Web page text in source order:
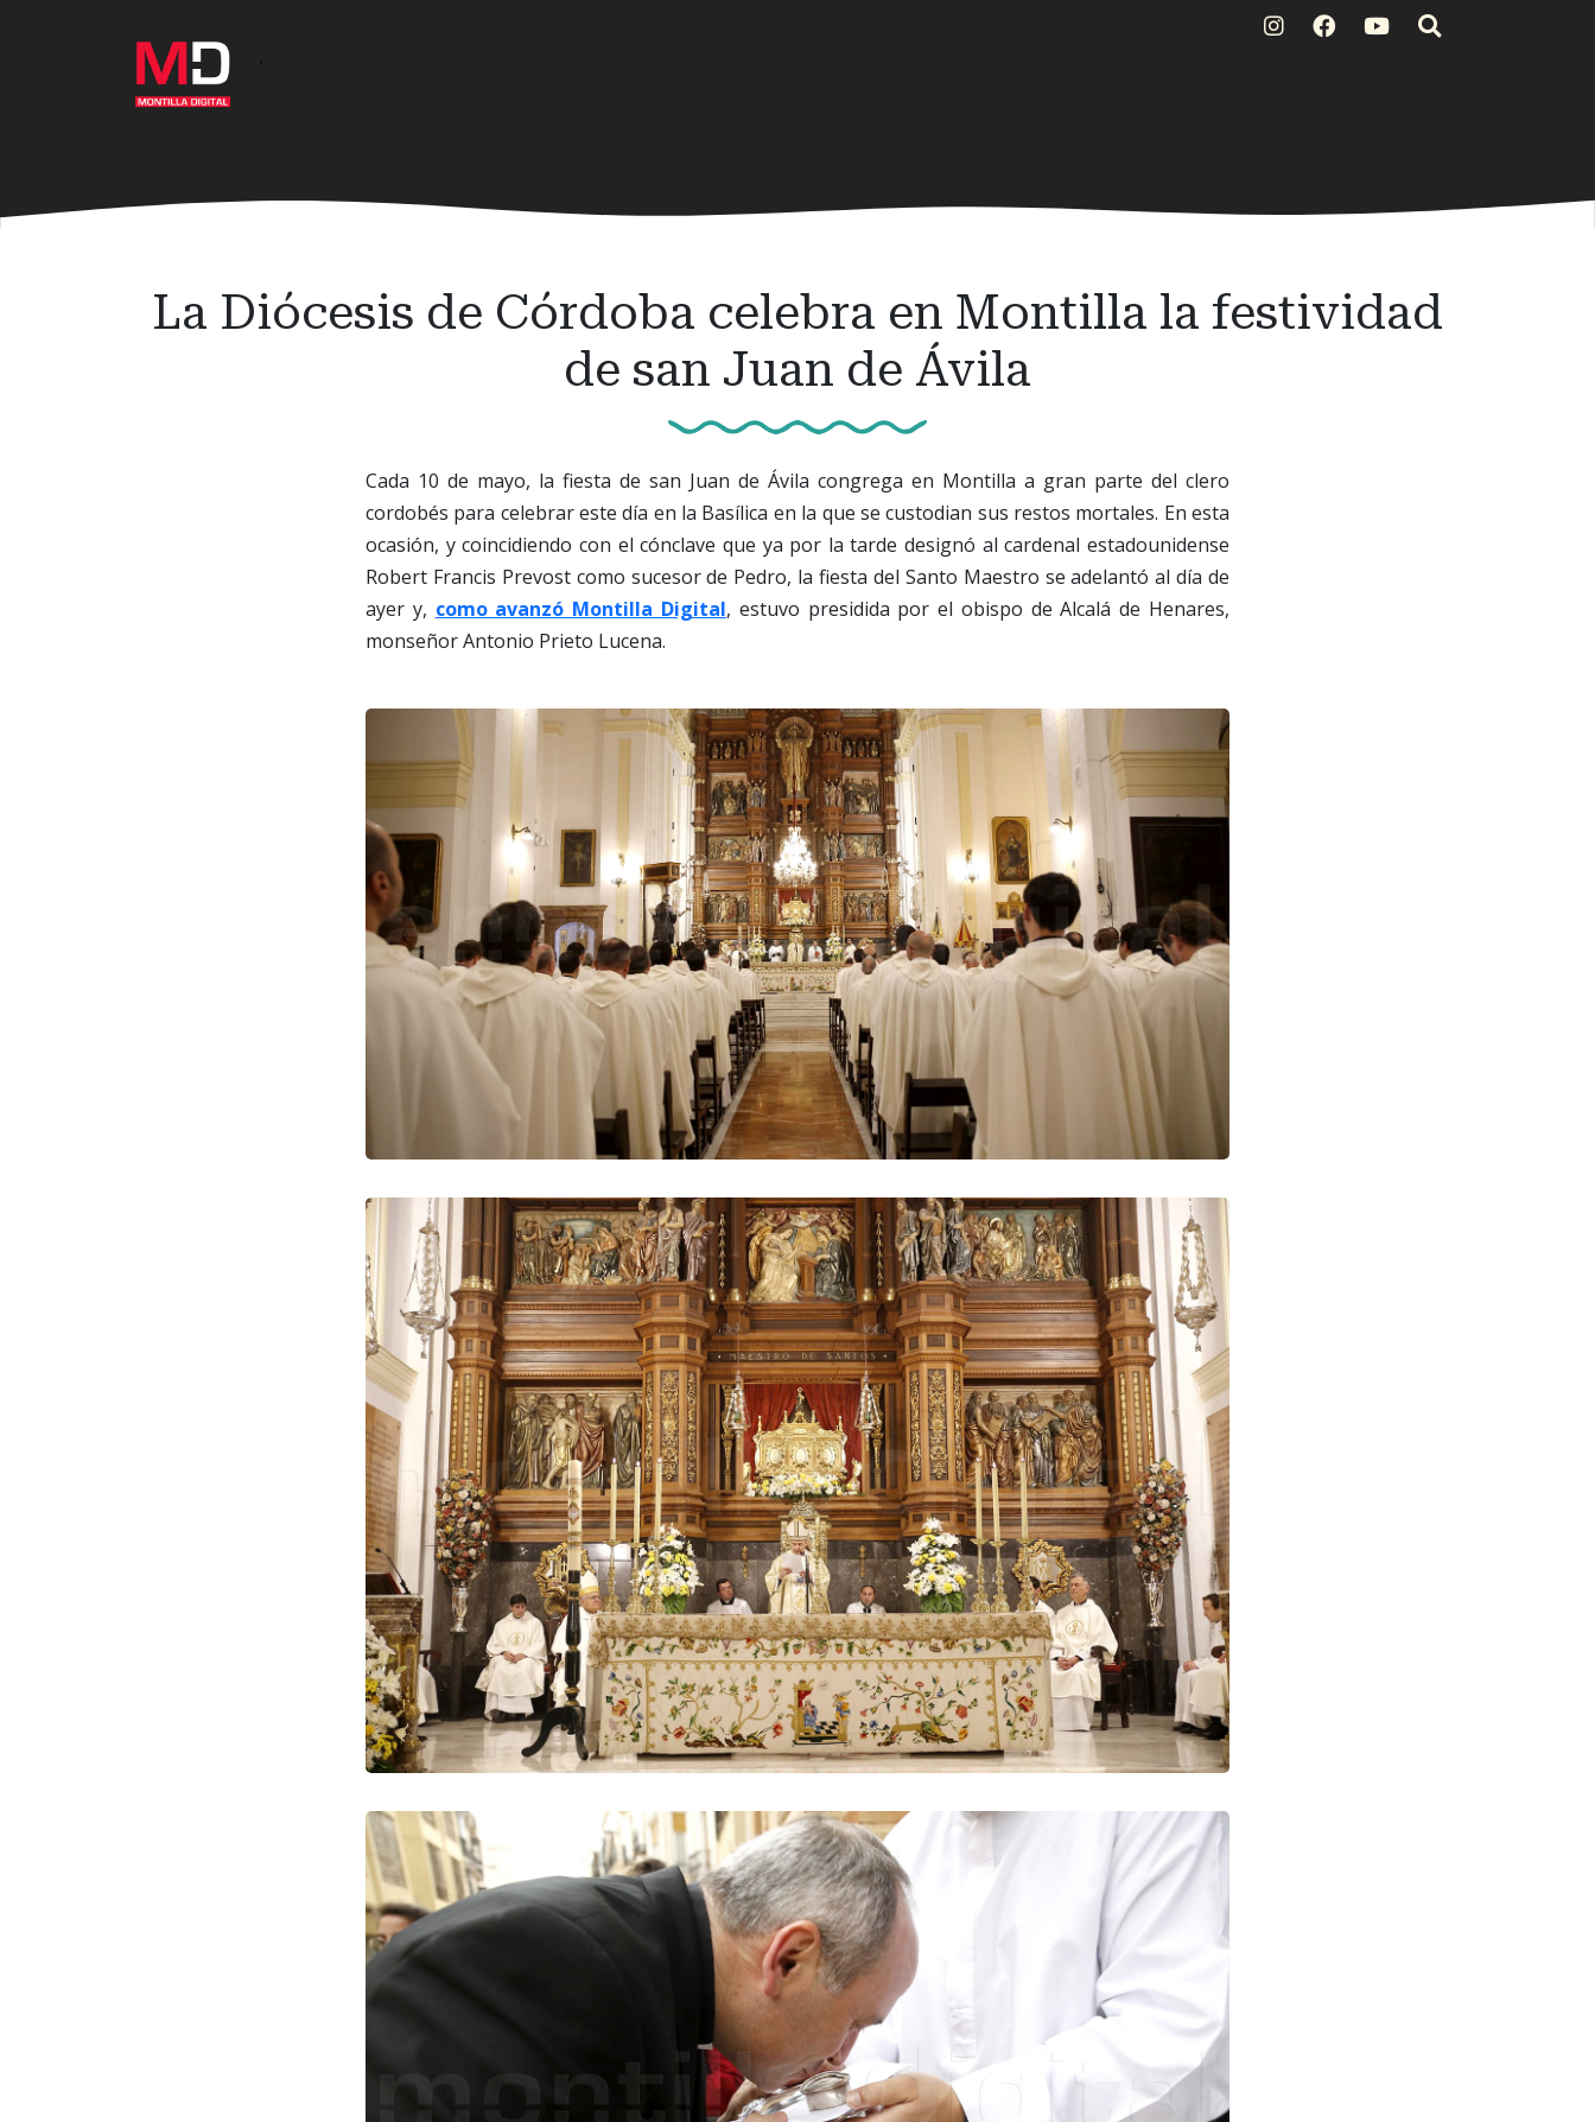
La Diócesis de Córdoba celebra en Montilla la festividad
de san Juan de Ávila
Cada 10 de mayo, la fiesta de san Juan de Ávila congrega en Montilla a gran parte del clero
cordobés para celebrar este día en la Basílica en la que se custodian sus restos mortales. En esta
ocasión, y coincidiendo con el cónclave que ya por la tarde designó al cardenal estadounidense
Robert Francis Prevost como sucesor de Pedro, la fiesta del Santo Maestro se adelantó al día de
ayer y, como avanzó Montilla Digital, estuvo presidida por el obispo de Alcalá de Henares,
monseñor Antonio Prieto Lucena.